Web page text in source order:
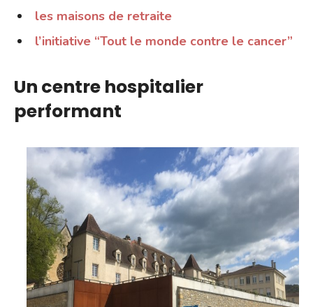
les maisons de retraite
l’initiative “Tout le monde contre le cancer”
Un centre hospitalier
performant